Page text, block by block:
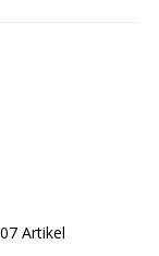
Artikel